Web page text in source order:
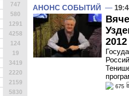
747
580
1291
4258
124
19
3419
2220
2159
5830
АНОНС СОБЫТИЙ —
675